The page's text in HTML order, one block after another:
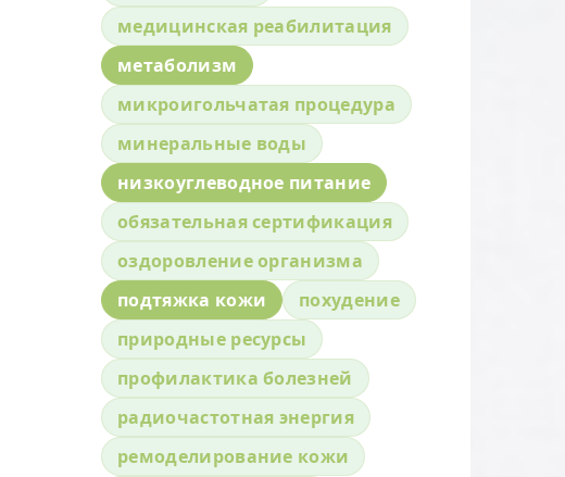
медицинская реабилитация
метаболизм
микроигольчатая процедура
минеральные воды
низкоуглеводное питание
обязательная сертификация
оздоровление организма
подтяжка кожи
похудение
природные ресурсы
профилактика болезней
радиочастотная энергия
ремоделирование кожи